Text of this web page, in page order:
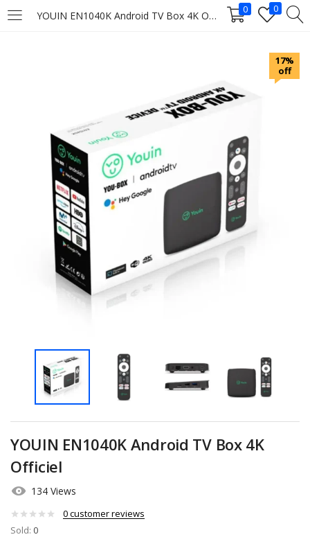
YOUIN EN1040K Android TV Box 4K Officiel 0 0
LOGIN
Remember me
Lost password?
17%
off
YOUIN EN1040K Android TV Box 4K
Officiel
134 Views
0customer reviews
Sold: 0